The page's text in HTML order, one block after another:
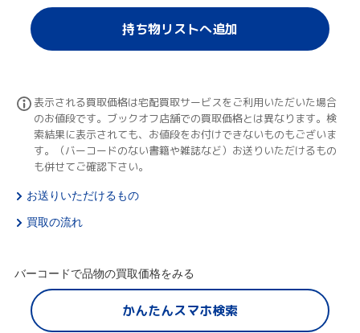
持ち物リストへ追加
表示される買取価格は宅配買取サービスをご利用いただいた場合
のお値段です。ブックオフ店舗での買取価格とは異なります。検
索結果に表示されても、お値段をお付けできないものもございま
す。（バーコードのない書籍や雑誌など）お送りいただけるもの
も併せてご確認下さい。
お送りいただけるもの
買取の流れ
バーコードで品物の買取価格をみる
かんたんスマホ検索